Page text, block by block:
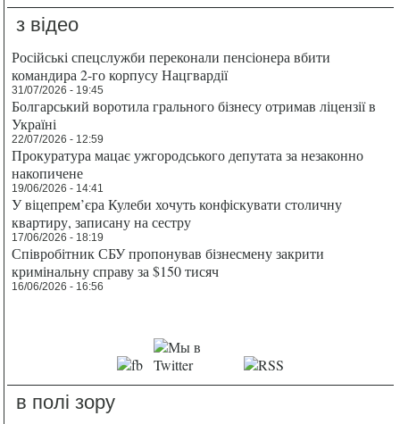
з відео
Російські спецслужби переконали пенсіонера вбити
командира 2-го корпусу Нацгвардії
31/07/2026 - 19:45
Болгарський воротила грального бізнесу отримав ліцензії в
Україні
22/07/2026 - 12:59
Прокуратура мацає ужгородського депутата за незаконно
накопичене
19/06/2026 - 14:41
У віцепрем’єра Кулеби хочуть конфіскувати столичну
квартиру, записану на сестру
17/06/2026 - 18:19
Співробітник СБУ пропонував бізнесмену закрити
кримінальну справу за $150 тисяч
16/06/2026 - 16:56
в полі зору